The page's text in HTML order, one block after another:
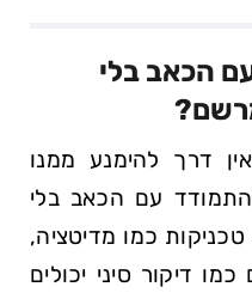
הכאב בלי
דרך להימנע ממנו
עם הכאב בלי
כמו מדיטציה,
כמו דיקור סיני יכולים